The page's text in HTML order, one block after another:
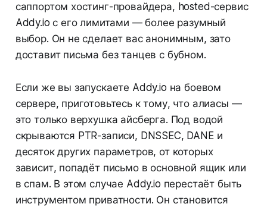
саппортом хостинг-провайдера, hosted-сервис
Addy.io с его лимитами — более разумный
выбор. Он не сделает вас анонимным, зато
доставит письма без танцев с бубном.
Если же вы запускаете Addy.io на боевом
сервере, приготовьтесь к тому, что алиасы —
это только верхушка айсберга. Под водой
скрываются PTR-записи, DNSSEC, DANE и
десяток других параметров, от которых
зависит, попадёт письмо в основной ящик или
в спам. В этом случае Addy.io перестаёт быть
инструментом приватности. Он становится